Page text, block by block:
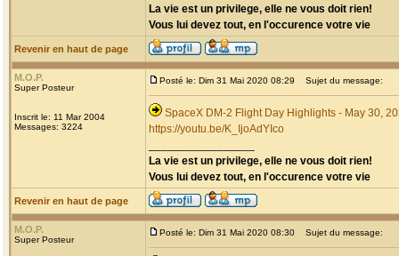
La vie est un privilege, elle ne vous doit rien!
Vous lui devez tout, en l'occurence votre vie
Revenir en haut de page
M.O.P.
Super Posteur
Inscrit le: 11 Mar 2004
Messages: 3224
Posté le: Dim 31 Mai 2020 08:29 Sujet du message:
SpaceX DM-2 Flight Day Highlights - May 30,
https://youtu.be/K_IjoAdYIco
La vie est un privilege, elle ne vous doit rien!
Vous lui devez tout, en l'occurence votre vie
Revenir en haut de page
M.O.P.
Super Posteur
Posté le: Dim 31 Mai 2020 08:30 Sujet du message: